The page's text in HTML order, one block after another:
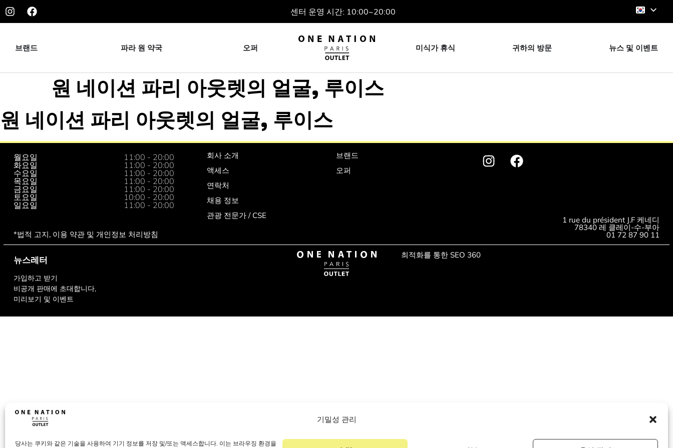
기밀성 관리
당사는 쿠키와 같은 기술을 사용하여 기기 정보를 저장 및/또는 액세스합니다. 이는 브라우징 환경을
센터 운영 시간: 10:00~20:00
브랜드 파라 원 약국 오퍼 미식가 휴식 귀하의 방문 뉴스 및 이벤트
원 네이션 파리 아웃렛의 얼굴, 루이스
원 네이션 파리 아웃렛의 얼굴, 루이스
월요일
11:00 - 20:00
화요일
11:00 - 20:00
수요일
11:00 - 20:00
목요일
11:00 - 20:00
금요일
11:00 - 20:00
토요일
10:00 - 20:00
일요일
11:00 - 20:00
회사 소개
액세스
연락처
채용 정보
관광 전문가 / CSE
브랜드
오퍼
*법적 고지, 이용 약관 및 개인정보 처리방침
1 rue du président J.F 케네디
78340 레 클레이-수-부아
01 72 87 90 11
뉴스레터
가입하고 받기
비공개 판매에 초대합니다,
미리보기 및 이벤트
최적화를 통한 SEO 360